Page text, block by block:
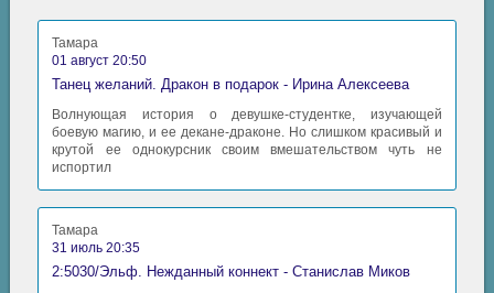
Тамара
01 август 20:50
Танец желаний. Дракон в подарок - Ирина Алексеева
Волнующая история о девушке-студентке, изучающей
боевую магию, и ее декане-драконе. Но слишком красивый и
крутой ее однокурсник своим вмешательством чуть не
испортил
Тамара
31 июль 20:35
2:5030/Эльф. Нежданный коннект - Станислав Миков